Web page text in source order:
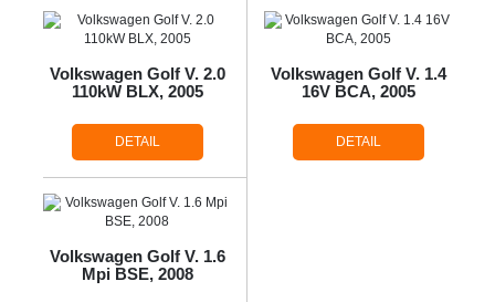
Volkswagen Golf V. 2.0
110kW BLX, 2005
DETAIL
Volkswagen Golf V. 1.4
16V BCA, 2005
DETAIL
Volkswagen Golf V. 1.6
Mpi BSE, 2008